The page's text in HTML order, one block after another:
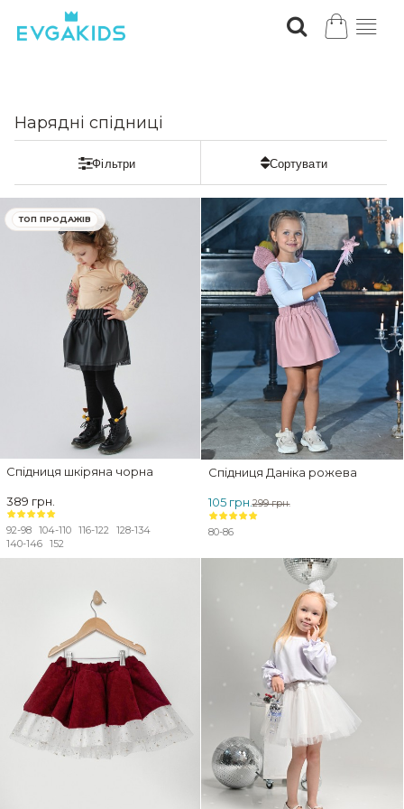
Нарядні спідниці
ТОП ПРОДАЖІВ
Спідниця шкіряна чорна
389 грн.
92-98 104-110 116-122
128-134
140-146
152
Спідниця Даніка рожева
299 грн.
105 грн.
80-86